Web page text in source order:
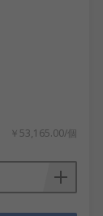
￥53,165.00/個